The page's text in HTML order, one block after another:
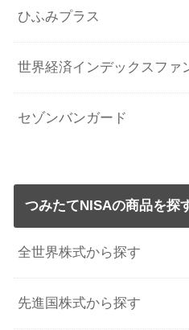
ひふみプラス
世界経済インデックスファ
セゾンバンガード
つみたてNISAの商品を探
全世界株式から探す
先進国株式から探す